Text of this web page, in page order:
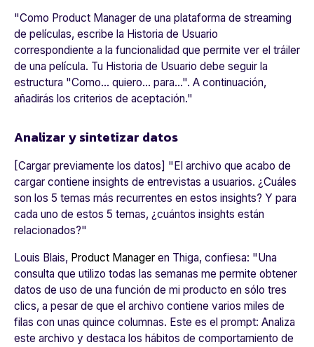
"Como Product Manager de una plataforma de streaming
de películas, escribe la Historia de Usuario
correspondiente a la funcionalidad que permite ver el tráiler
de una película. Tu Historia de Usuario debe seguir la
estructura "Como... quiero... para...". A continuación,
añadirás los criterios de aceptación."
Analizar y sintetizar datos
[Cargar previamente los datos] " El archivo que acabo de
cargar contiene insights de entrevistas a usuarios. ¿Cuáles
son los 5 temas más recurrentes en estos insights? Y para
cada uno de estos 5 temas, ¿cuántos insights están
relacionados?"
Louis Blais, Product Manager en Thiga, confiesa: "Una
consulta que utilizo todas las semanas me permite obtener
datos de uso de una función de mi producto en sólo tres
clics, a pesar de que el archivo contiene varios miles de
filas con unas quince columnas. Este es el prompt: Analiza
este archivo y destaca los hábitos de comportamiento de